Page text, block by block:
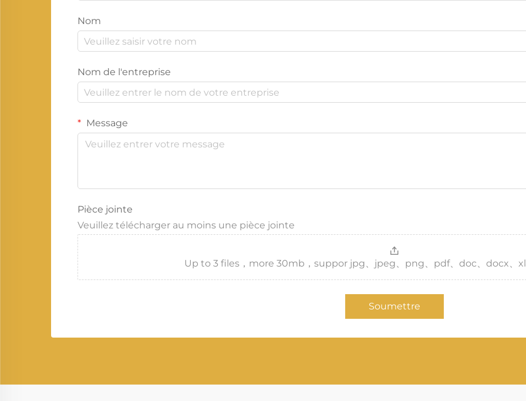
Nom
Nom de l'entreprise
Message
Pièce jointe
Veuillez télécharger au moins une pièce jointe
Up to 3 files，more 30mb，suppor jpg、jpeg、png、pdf、doc、docx、
Soumettre